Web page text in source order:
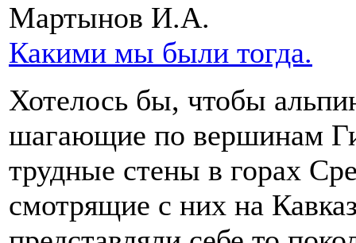
Мартынов И.А.
Какими мы были тогда.
Хотелось бы, чтобы
шагающие по вершинам
трудные стены в горах
смотрящие с них на